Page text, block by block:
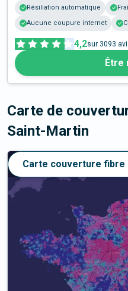
Résiliation automatique
Aucune coupure internet
4,2sur 3093
Être
Carte de
Saint-Martin
Carte couverture fibre